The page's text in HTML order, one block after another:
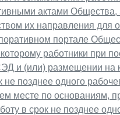
актами
их направления для
портале
работники при
и (или) размещении на
позднее одного
месте по основаниям,
в срок не позднее